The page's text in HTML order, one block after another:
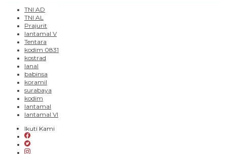
TNI AD
TNI AL
Prajurit
lantamal V
Tentara
kodim 0831
kostrad
lanal
babinsa
koramil
surabaya
kodim
lantamal
lantamal VI
Ikuti Kami